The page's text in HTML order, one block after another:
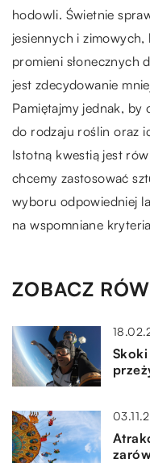
hodowli. Świetnie
jesiennych i
promieni słonecznych
jest zdecydowanie
Pamiętajmy jednak, by
do rodzaju roślin oraz
Istotną kwestią jest
chcemy zastosować
wyboru odpowiedniej
na wspomniane
ZOBACZ